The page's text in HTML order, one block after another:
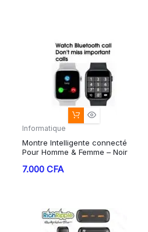
Informatique
Montre Intelligente connecté
Pour Homme & Femme – Noir
7.000 CFA